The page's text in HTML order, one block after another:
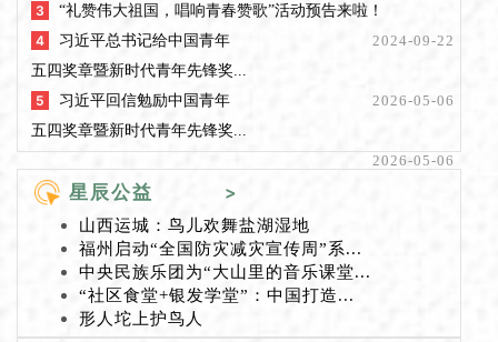
3
“礼赞伟大祖国，唱响青春赞歌”活动预告来啦！
2024-09-22
4
习近平总书记给中国青年
五四奖章暨新时代青年先锋奖...
2026-05-06
5
习近平回信勉励中国青年
五四奖章暨新时代青年先锋奖...
2026-05-06
星辰公益 >
山西运城：鸟儿欢舞盐湖湿地
福州启动“全国防灾减灾宣传周”系...
中央民族乐团为“大山里的音乐课堂...
“社区食堂+银发学堂”：中国打造...
形人坨上护鸟人